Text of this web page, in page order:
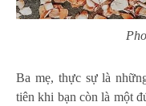
Ba mẹ, thực sự là
tiên khi bạn còn là một